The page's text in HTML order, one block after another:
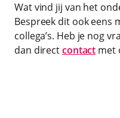
Wat vind jij van het
Bespreek dit ook eens
collega’s. Heb je nog
dan directcontact met